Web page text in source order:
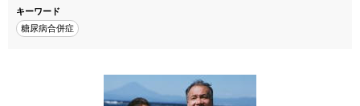
腎臓の健康道
インスリンポンプ
キーワード
糖尿病合併症